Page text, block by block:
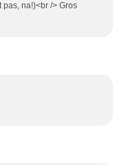
na!)<br /> Gros